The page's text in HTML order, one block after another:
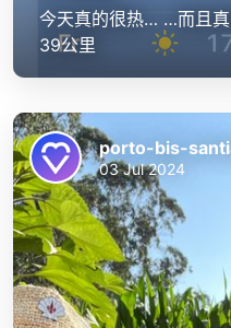
今天真的很热… …而且
39公里
porto-bis-
03 Jul 2024